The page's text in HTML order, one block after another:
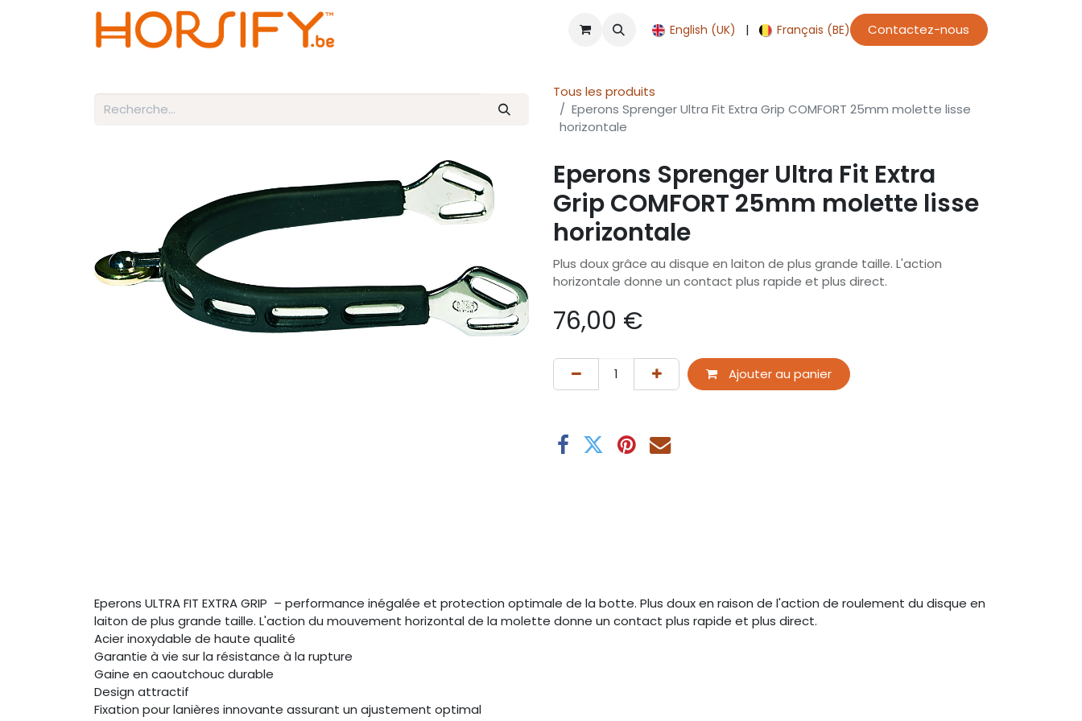
English (UK) | Français (BE) Contactez-nous
Tous les produits
Eperons Sprenger Ultra Fit Extra Grip COMFORT 25mm molette lisse
horizontale
Eperons Sprenger Ultra Fit Extra
Grip COMFORT 25mm molette lisse
horizontale
Plus doux grâce au disque en laiton de plus grande taille. L'action
horizontale donne un contact plus rapide et plus direct.
76,00 €
Ajouter au panier
Eperons ULTRA FIT EXTRA GRIP – performance inégalée et protection optimale de la botte. Plus doux en raison de l'action de roulement du disque en
laiton de plus grande taille. L'action du mouvement horizontal de la molette donne un contact plus rapide et plus direct.
Acier inoxydable de haute qualité
Garantie à vie sur la résistance à la rupture
Gaine en caoutchouc durable
Design attractif
Fixation pour lanières innovante assurant un ajustement optimal